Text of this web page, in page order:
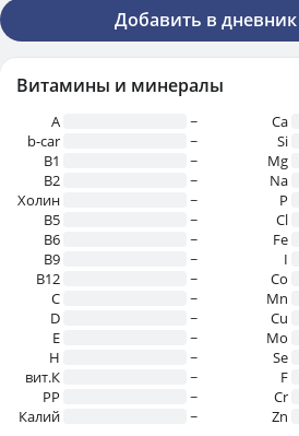
Добавить в
Витамины и минералы
A
~
b-car
~
В1
~
B2
~
Холин
~
B5
~
B6
~
B9
~
B12
~
C
~
D
~
E
~
H
~
вит.К
~
PP
~
Калий
~
Ca
Si
Mg
Na
P
Cl
Fe
I
Co
Mn
Cu
Mo
Se
F
Cr
Zn